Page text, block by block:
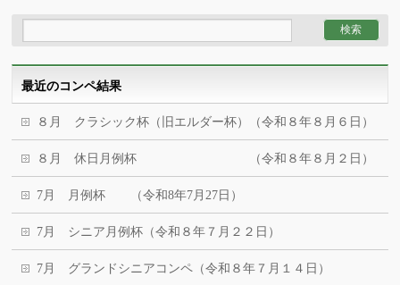
最近のコンペ結果
８月 クラシック杯（旧エルダー杯）（令和８年８月６日）
８月 休日月例杯 （令和８年８月２日）
7月 月例杯 （令和8年7月27日）
7月 シニア月例杯（令和８年７月２２日）
7月 グランドシニアコンペ（令和８年７月１４日）